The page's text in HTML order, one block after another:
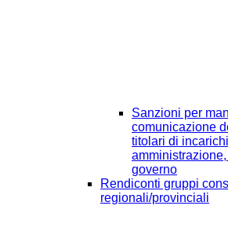
Sanzioni per
comunicazione
titolari di
governo
Rendiconti gruppi
regionali/provinciali